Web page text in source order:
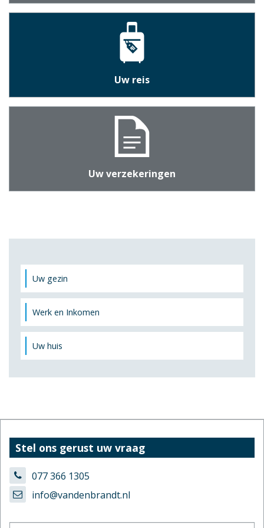
Uw reis
Uw verzekeringen
Uw gezin
Werk en Inkomen
Uw huis
Stel ons gerust uw vraag
077 366 1305
info@vandenbrandt.nl